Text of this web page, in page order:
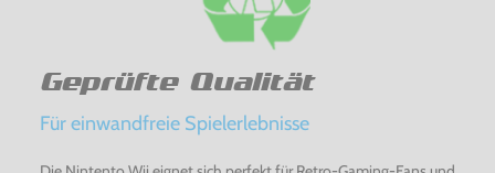
Geprüfte Qualität
Für einwandfreie Spielerlebnisse